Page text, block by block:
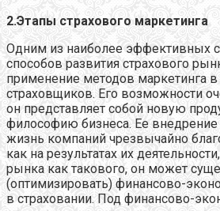
2.Этапы страхового маркетинга
Одним из наиболее эффективных
способов развития страхового
применение методов маркетинга в
страховщиков. Его возможности
он представляет собой новую
философию бизнеса. Ее
жизнь компаний чрезвычайно
как на результатах их
рынка как такового, он может
(оптимизировать) финансово-
в страховании. Под финансово-